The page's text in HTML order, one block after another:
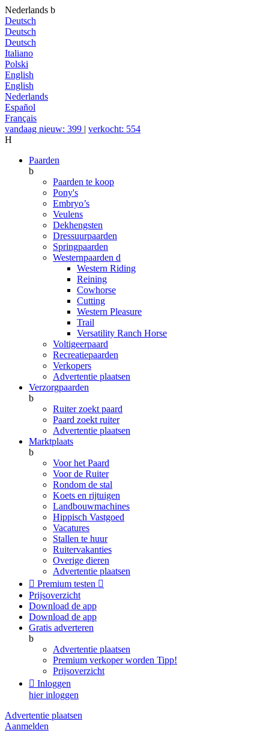
Nederlands b
Deutsch
Deutsch
Deutsch
Italiano
Polski
English
English
Nederlands
Español
Français
vandaag nieuw: 399 | verkocht: 554
H
Paarden
b
Paarden te koop
Pony's
Embryo’s
Veulens
Dekhengsten
Dressuurpaarden
Springpaarden
Westernpaarden d
Western Riding
Reining
Cowhorse
Cutting
Western Pleasure
Trail
Versatility Ranch Horse
Voltigeerpaard
Recreatiepaarden
Verkopers
Advertentie plaatsen
Verzorgpaarden
b
Ruiter zoekt paard
Paard zoekt ruiter
Advertentie plaatsen
Marktplaats
b
Voor het Paard
Voor de Ruiter
Rondom de stal
Koets en rijtuigen
Landbouwmachines
Hippisch Vastgoed
Vacatures
Stallen te huur
Ruitervakanties
Overige dieren
Advertentie plaatsen
 Premium testen 
Prijsoverzicht
Download de app
Download de app
Gratis adverteren
b
Advertentie plaatsen
Premium verkoper worden Tipp!
Prijsoverzicht
 Inloggen
hier inloggen
Advertentie plaatsen
Aanmelden